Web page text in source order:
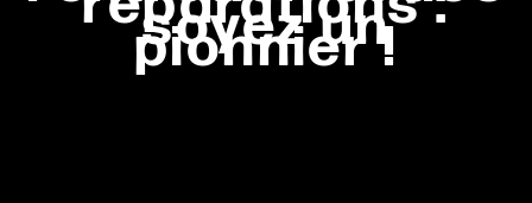
soyez un
pionnier !